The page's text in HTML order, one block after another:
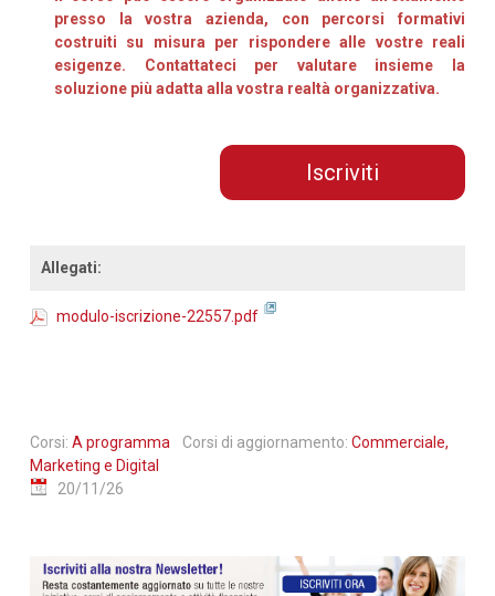
presso la vostra azienda, con percorsi formativi
costruiti su misura per rispondere alle vostre reali
esigenze. Contattateci per valutare insieme la
soluzione più adatta alla vostra realtà organizzativa.
Iscriviti
Allegati:
modulo-iscrizione-22557.pdf
Corsi: A programma Corsi di aggiornamento: Commerciale,
Marketing e Digital
20/11/26